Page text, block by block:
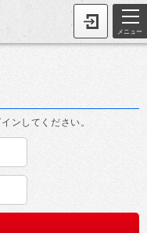
メニュー
ンしてください。